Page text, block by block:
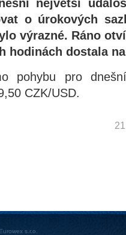
největší
o úrokových
výrazné. Ráno
hodinách dostala
pohybu pro
CZK/USD.
s.r.o.